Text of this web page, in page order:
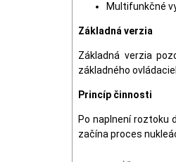
Multifunkčné
Základná verzia
Základná verzia
základného
Princíp činnosti
Po naplnení roztoku
začína proces